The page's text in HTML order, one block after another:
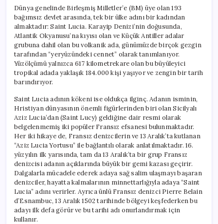
Lucia
için
Dünya genelinde Birleşmiş Milletler’e (BM) üye olan 193
bağımsız devlet arasında, tek bir ülke adını bir kadından
almaktadır: Saint Lucia. Karayip Denizi’nin doğusunda,
Atlantik Okyanusu’na kıyısı olan ve Küçük Antiller adalar
grubuna dahil olan bu volkanik ada, günümüzde birçok gezgin
tarafından “yeryüzündeki cennet” olarak tanımlanıyor.
Yüzölçümü yalnızca 617 kilometrekare olan bu büyüleyici
tropikal adada yaklaşık 184.000 kişi yaşıyor ve zengin bir tarih
barındırıyor.
Saint Lucia adının kökeni ise oldukça ilginç. Adanın isminin,
Hristiyan dünyasının önemli figürlerinden biri olan Sicilyalı
Aziz Lucia’dan (Saint Lucy) geldiğine dair resmi olarak
belgelenmemiş iki popüler Fransız efsanesi bulunmaktadır.
Her iki hikaye de, Fransız denizcilerin ve 13 Aralık’ta kutlanan
“Aziz Lucia Yortusu” ile bağlantılı olarak anlatılmaktadır. 16.
yüzyılın ilk yarısında, tam da 13 Aralık’ta bir grup Fransız
denizcisi adanın açıklarında büyük bir gemi kazası geçirir.
Dalgalarla mücadele ederek adaya sağ salim ulaşmayı başaran
denizciler, hayatta kalmalarının minnettarlığıyla adaya “Saint
Lucia” adını verirler. Ayrıca ünlü Fransız denizci Pierre Belain
d’Esnambuc, 13 Aralık 1502 tarihinde bölgeyi keşfederken bu
adayı ilk defa görür ve bu tarihi adı onurlandırmak için
kullanır.